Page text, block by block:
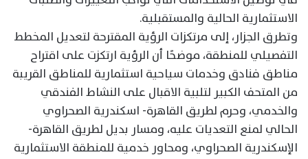
الاستثمارية الحالية والمستقبلية.
وتطرق الجزار، إلى مرتكزات الرؤية المقترحة لتعديل المخطط
التفصيلي للمنطقة، موضحًا أن الرؤية ارتكزت على اقتراح
مناطق فنادق وخدمات سياحية استثمارية للمناطق القريبة
من المتحف الكبير لتلبية الاقبال على النشاط الفندقي
والخدمي، وحرم لطريق القاهرة- اسكندرية الصحراوي
الحالي لمنع التعديات عليه، ومسار بديل لطريق القاهرة-
الإسكندرية الصحراوي، ومحاور خدمية للمنطقة الاستثمارية